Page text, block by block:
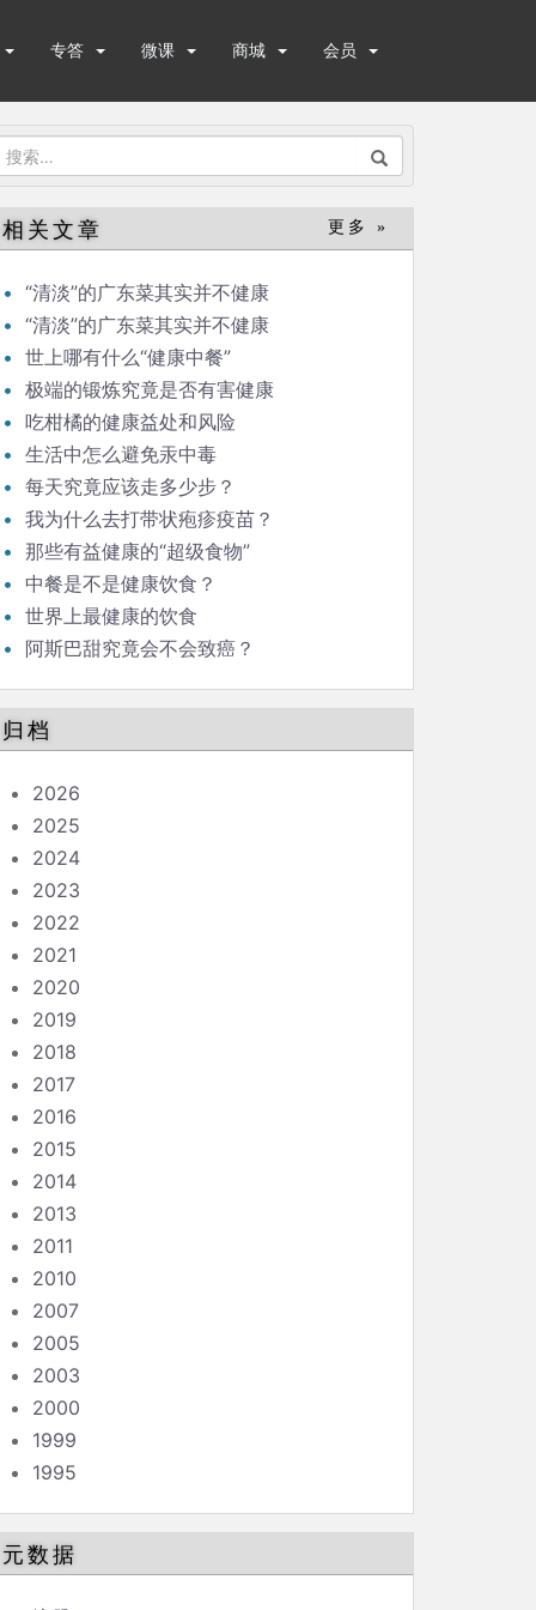
专答 微课 商城 会员
搜
：
相关文章 更多 »
“清淡”的广东菜其实并不健康
“清淡”的广东菜其实并不健康
世上哪有什么“健康中餐”
极端的锻炼究竟是否有害健康
吃柑橘的健康益处和风险
生活中怎么避免汞中毒
每天究竟应该走多少步？
我为什么去打带状疱疹疫苗？
那些有益健康的“超级食物”
中餐是不是健康饮食？
世界上最健康的饮食
阿斯巴甜究竟会不会致癌？
归档
2026
2025
2024
2023
2022
2021
2020
2019
2018
2017
2016
2015
2014
2013
2011
2010
2007
2005
2003
2000
1999
1995
元数据